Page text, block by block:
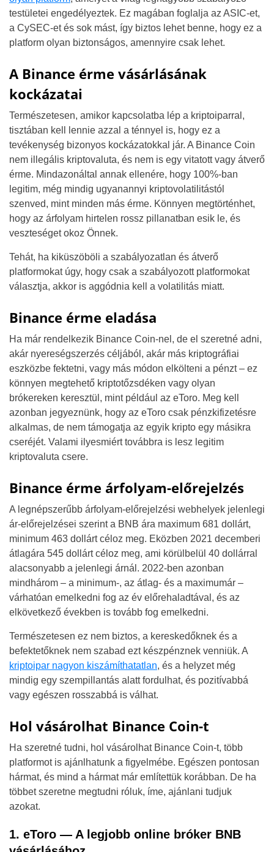
testületei engedélyeztek. Ez magában foglalja az ASIC-et,
a CySEC-et és sok mást, így biztos lehet benne, hogy ez a
platform olyan biztonságos, amennyire csak lehet.
A Binance érme vásárlásának
kockázatai
Természetesen, amikor kapcsolatba lép a kriptoiparral,
tisztában kell lennie azzal a ténnyel is, hogy ez a
tevékenység bizonyos kockázatokkal jár. A Binance Coin
nem illegális kriptovaluta, és nem is egy vitatott vagy átverő
érme. Mindazonáltal annak ellenére, hogy 100%-ban
legitim, még mindig ugyanannyi kriptovolatilitástól
szenved, mint minden más érme. Könnyen megtörténhet,
hogy az árfolyam hirtelen rossz pillanatban esik le, és
veszteséget okoz Önnek.
Tehát, ha kiküszöböli a szabályozatlan és átverő
platformokat úgy, hogy csak a szabályozott platformokat
választja, akkor is aggódnia kell a volatilitás miatt.
Binance érme eladása
Ha már rendelkezik Binance Coin-nel, de el szeretné adni,
akár nyereségszerzés céljából, akár más kriptográfiai
eszközbe fektetni, vagy más módon elkölteni a pénzt – ez
könnyen megtehető kriptotőzsdéken vagy olyan
brókereken keresztül, mint például az eToro. Meg kell
azonban jegyeznünk, hogy az eToro csak pénzkifizetésre
alkalmas, de nem támogatja az egyik kripto egy másikra
cseréjét. Valami ilyesmiért továbbra is lesz legitim
kriptovaluta csere.
Binance érme árfolyam-előrejelzés
A legnépszerűbb árfolyam-előrejelzési webhelyek jelenlegi
ár-előrejelzései szerint a BNB ára maximum 681 dollárt,
minimum 463 dollárt céloz meg. Eközben 2021 decemberi
átlagára 545 dollárt céloz meg, ami körülbelül 40 dollárral
alacsonyabb a jelenlegi árnál. 2022-ben azonban
mindhárom – a minimum-, az átlag- és a maximumár –
várhatóan emelkedni fog az év előrehaladtával, és az
elkövetkező években is tovább fog emelkedni.
Természetesen ez nem biztos, a kereskedőknek és a
befektetőknek nem szabad ezt készpénznek venniük. A
kriptoipar nagyon kiszámíthatatlan, és a helyzet még
mindig egy szempillantás alatt fordulhat, és pozitívabbá
vagy egészen rosszabbá is válhat.
Hol vásárolhat Binance Coin-t
Ha szeretné tudni, hol vásárolhat Binance Coin-t, több
platformot is ajánlhatunk a figyelmébe. Egészen pontosan
hármat, és mind a hármat már említettük korábban. De ha
többet szeretne megtudni róluk, íme, ajánlani tudjuk
azokat.
1. eToro — A legjobb online bróker BNB